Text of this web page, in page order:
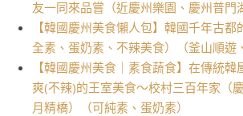
友一同來品嘗（近慶州樂園、慶州普門
【韓國慶州美食懶人包】韓國千年古都
全素、蛋奶素、不辣美食）（釜山順遊
【韓國慶州美食｜素食蔬食】在傳統
爽(不辣)的王室美食～校村三百年家（
月精橋）（可純素、蛋奶素）